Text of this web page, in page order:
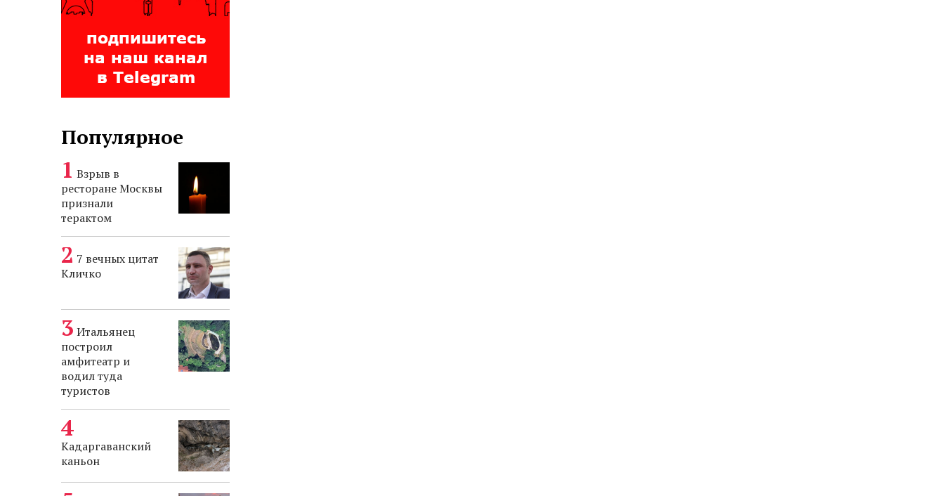
Популярное
Взрыв в
ресторане Москвы
признали
терактом
7 вечных цитат
Кличко
Итальянец
построил
амфитеатр и
водил туда
туристов
Кадаргаванский
каньон